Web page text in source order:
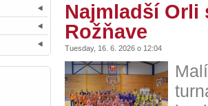
Najmladší Orli
Rožňave
Tuesday, 16. 6. 2026 o 12:04